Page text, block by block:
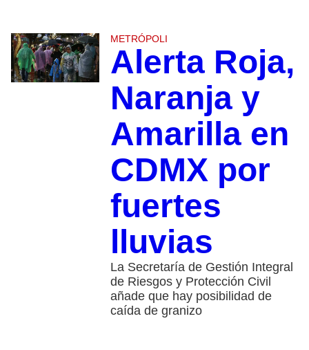
METRÓPOLI
Alerta Roja,
Naranja y
Amarilla en
CDMX por
fuertes
lluvias
La Secretaría de Gestión Integral
de Riesgos y Protección Civil
añade que hay posibilidad de
caída de granizo